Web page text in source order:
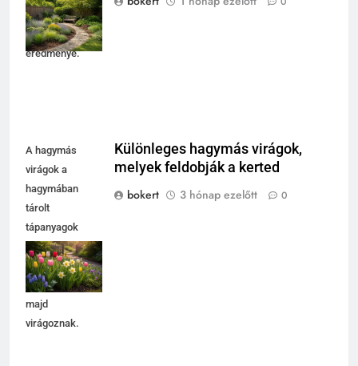
tudatos
növényválasztás
eredménye.
A hagymás
virágok a
hagymában
tárolt
tápanyagok
révén vészelik át
a nehéz
időszakokat,
majd
virágoznak.
Különleges hagymás virágok,
melyek feldobják a kerted
bokert
3 hónap ezelőtt 0
5